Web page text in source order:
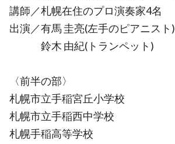
講師／札幌在住のプロ演奏家4名
出演／有馬 圭亮(左手のピアニスト)
鈴木 由紀(トランペット)
〈前半の部〉
札幌市立手稲宮丘小学校
札幌市立手稲西中学校
札幌手稲高等学校